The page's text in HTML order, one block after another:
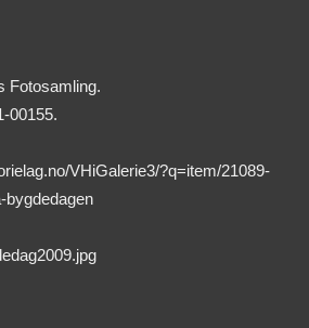
Fotosamling.
00155.
VHiGalerie3/?q=item/21089-
bygdedagen